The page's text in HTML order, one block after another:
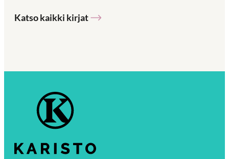
Katso kaikki kirjat